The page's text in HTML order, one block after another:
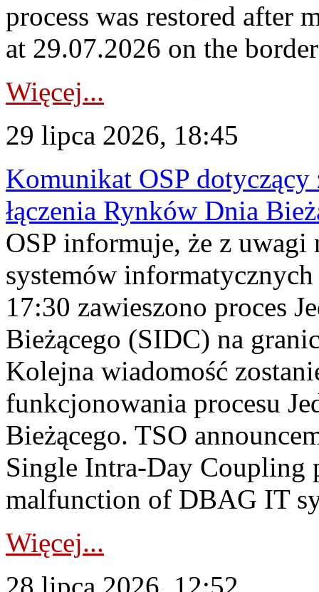
process was restored after
at 29.07.2026 on the
Więcej...
29 lipca 2026, 18:45
Komunikat OSP dotyczący
łączenia Rynków Dnia
OSP informuje, że z uwagi
systemów
17:30 zawieszono proces
Bieżącego (SIDC) na
Kolejna wiadomość
funkcjonowania procesu
Bieżącego. TSO
Single Intra-Day Coupling
malfunction of DBAG IT
Więcej...